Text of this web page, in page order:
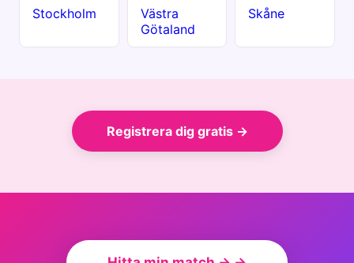
Stockholm
Västra
Götaland
Skåne
Registrera dig gratis →